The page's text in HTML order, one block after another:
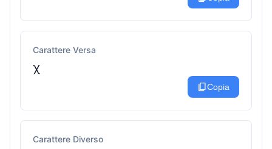
Carattere Versa
χ
content_copyCopia
Carattere Diverso